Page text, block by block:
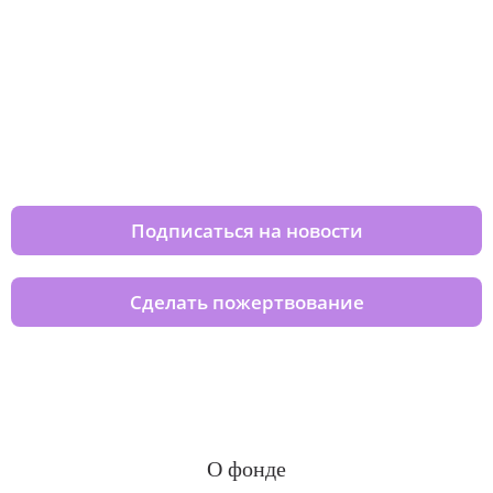
Подписаться на новости
Сделать пожертвование
О фонде